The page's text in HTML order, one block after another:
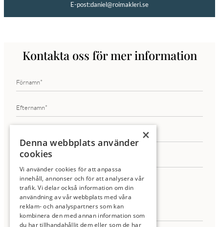
E-post:daniel@roimakleri.se
Kontakta oss för mer information
×
Denna webbplats använder
cookies
Vi använder cookies för att anpassa
innehåll, annonser och för att analysera vår
trafik. Vi delar också information om din
användning av vår webbplats med våra
reklam- och analyspartners som kan
kombinera den med annan information som
du har tillhandahållit dem eller som de har